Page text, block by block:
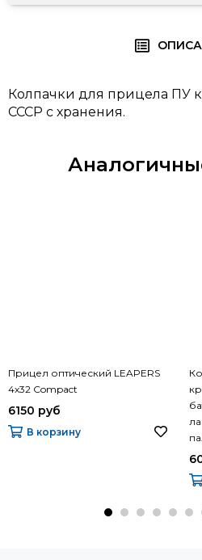
Колпачки для прицела ПУ
СССР с хранения.
Прицел оптический LEAPERS
4x32 Compact
6150 руб
В корзину